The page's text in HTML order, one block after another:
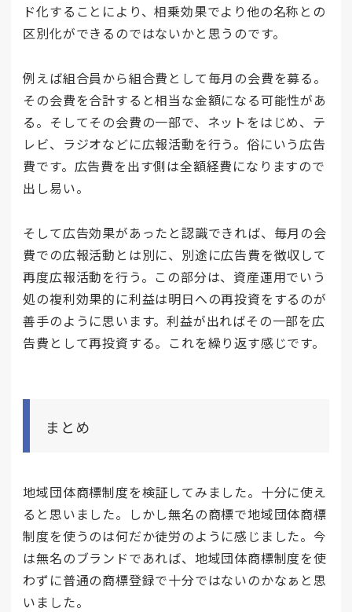
ド化することにより、相乗効果でより他の名称との
区別化ができるのではないかと思うのです。
例えば組合員から組合費として毎月の会費を募る。
その会費を合計すると相当な金額になる可能性があ
る。そしてその会費の一部で、ネットをはじめ、テ
レビ、ラジオなどに広報活動を行う。俗にいう広告
費です。広告費を出す側は全額経費になりますので
出し易い。
そして広告効果があったと認識できれば、毎月の会
費での広報活動とは別に、別途に広告費を徴収して
再度広報活動を行う。この部分は、資産運用でいう
処の複利効果的に利益は明日への再投資をするのが
善手のように思います。利益が出ればその一部を広
告費として再投資する。これを繰り返す感じです。
まとめ
地域団体商標制度を検証してみました。十分に使え
ると思いました。しかし無名の商標で地域団体商標
制度を使うのは何だか徒労のように感じました。今
は無名のブランドであれば、地域団体商標制度を使
わずに普通の商標登録で十分ではないのかなぁと思
いました。